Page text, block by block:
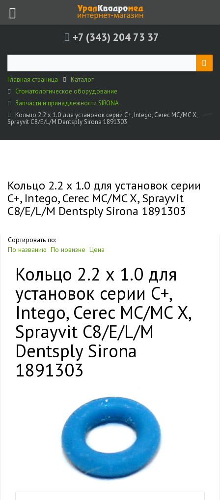
+7 (343) 204 73 37
Главная страница
Каталог
Стоматологическое оборудование
Запчасти и принадлежности SIRONA
Кольцо 2.2 х 1.0 для установок серии C+, Intego, Cerec MC/MC X,
Sprayvit C8/E/L/M Dentsply Sirona 1891303
Кольцо 2.2 х 1.0 для установок серии
C+, Intego, Cerec MC/MC X, Sprayvit
C8/E/L/M Dentsply Sirona 1891303
Сортировать по:
По названию По новизне Цена
Кольцо 2.2 х 1.0 для
установок серии C+,
Intego, Cerec MC/MC X,
Sprayvit C8/E/L/M
Dentsply Sirona
1891303